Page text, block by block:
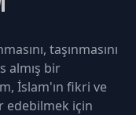
taşınmasını
almış bir
İslam'ın fikri ve
edebilmek için